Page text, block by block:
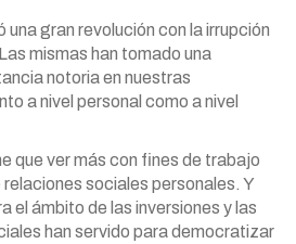
una gran revolución con la irrupción
mismas han tomado una
notoria en nuestras
a nivel personal como a nivel
que ver más con fines de trabajo
sociales personales. Y
el ámbito de las inversiones y las
han servido para democratizar